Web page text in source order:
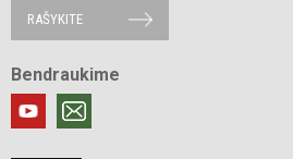
RAŠYKITE
Bendraukime